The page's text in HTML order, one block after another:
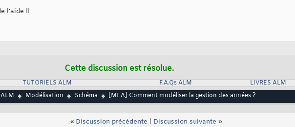
l'aide !!
Cette discussion est résolue.
TUTORIELS ALM F.A.Qs ALM
LIVRES ALM
ALM Modélisation Schéma [MEA] Comment modéliser la gestion des années ?
« Discussion précédente Discussion suivante »